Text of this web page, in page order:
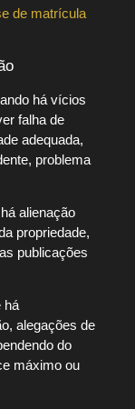
de matrícula
há vícios
falha de
adequada,
problema
alienação
propriedade,
publicações
há
alegações de
do
máximo ou